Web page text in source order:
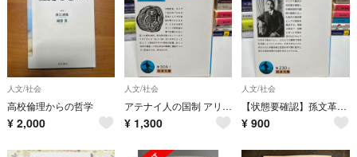
人文/社会
高校倫理からの哲学
¥ 2,000
人文/社会
アテナイ人の国制 アリストテレス
¥ 1,300
人文/社会
【状態要確認】孫文革命文集
¥ 900